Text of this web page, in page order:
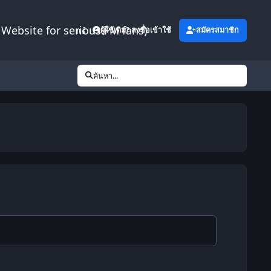
for serious FM fans)
เพิ่มเติม ผู้ใช้เดิม? ลงชื่อเข้าใช้ สมัครสมาชิก
ค้นหา...